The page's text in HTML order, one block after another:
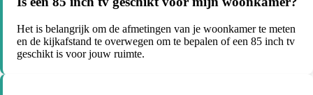
Het is belangrijk om de afmetingen van je woonkamer te meten
en de kijkafstand te overwegen om te bepalen of een 85 inch tv
geschikt is voor jouw ruimte.